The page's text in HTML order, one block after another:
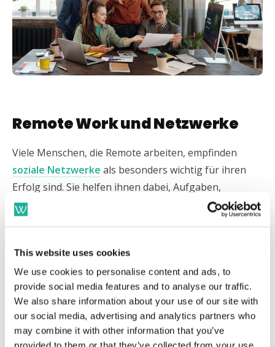
This website uses cookies
We use cookies to personalise content and ads, to
provide social media features and to analyse our traffic.
We also share information about your use of our site with
our social media, advertising and analytics partners who
may combine it with other information that you’ve
Remote Work und Netzwerke
Viele Menschen, die Remote arbeiten, empfinden
soziale Netzwerke als besonders wichtig für ihren
Erfolg sind. Sie helfen ihnen dabei, Aufgaben,
Informationen, Kollegen und Karriere im Blick zu
Arbeitsmodelle sind starke Netzwerke wichtig.
Arbeitgebertun gut daran, auch informelle
Netzwerke ihrer Mitarbeitenden zu unterstützen.
Enge Kontakte zu anderen Mitarbeitenden stärken
die Mitarbeiterbindung. Ein Faktor, der in Zeiten des
Fach- und Arbeitskräftemangels nicht unterschätzt